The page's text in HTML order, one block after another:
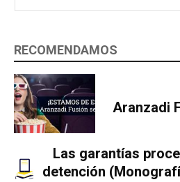
RECOMENDAMOS
Aranzadi
Las garantías
detención